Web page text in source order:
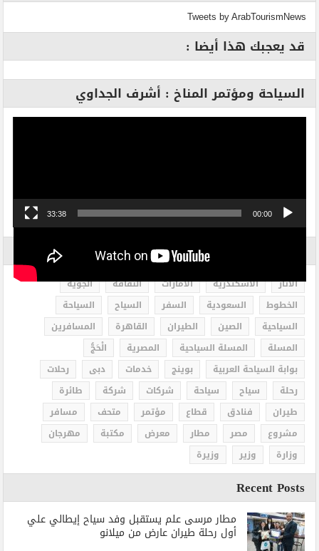
Tweets by ArabTourismNews
قد يعجبك هذا أيضا :
السياحة ومؤتمر المناخ : أشرف الجداوي
00:00
33:38
الاثار الاسكندرية الامارات الثقافة
الجوية
الخطوط
السعودية السفر السياح
السياحة
السياحية
الصين الطيران القاهرة
المسافرين
المسلة
المسلة السياحية المصرية
الْحَجُّ
بوابة السياحة العربية
بوينج خدمات دبى
رحلات
رحلة
سياح سياحة شركات شركة
طائرة
طيران
فنادق قطاع مؤتمر متحف
مسافر
مشروع
مصر مطار معرض مكتبة
مهرجان
وزارة
وزير وزيرة
Recent Posts
مطار مرسى علم يستقبل وفد سياح إيطالي علي
أول رحلة طيران عارض من ميلانو